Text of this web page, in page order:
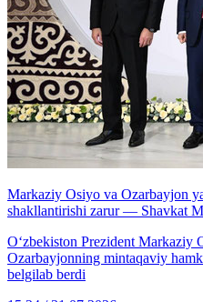
Markaziy Osiyo va Ozarbayjon
shakllantirishi zarur — Shavkat
Oʻzbekiston Prezident Markaziy
Ozarbayjonning mintaqaviy
belgilab berdi